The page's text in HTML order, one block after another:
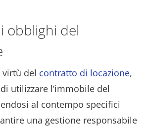
obblighi del
del contratto di locazione,
utilizzare l’immobile del
al contempo specifici
una gestione responsabile